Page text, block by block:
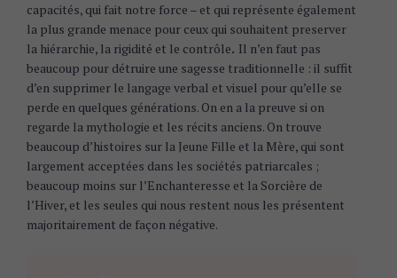
capacités, qui fait notre force – et qui représente également
la plus grande menace pour ceux qui souhaitent preserver
la hiérarchie, la rigidité et le contrôle. Il n’en faut pas
beaucoup pour détruire une sagesse traditionnelle : il suffit
d’en supprimer le langage verbal et visuel pour qu’elle se
perde en quelques générations. On en a la preuve si on
regarde la mythologie et les récits anciens. On trouve
beaucoup d’histoires sur la Jeune Fille et la Mère, qui sont
largement acceptées dans les sociétés patriarcales ;
beaucoup moins sur l’Enchanteresse et la Sorcière de
l’Hiver, et les seules qui nous restent nous les présentent
majoritairement de façon négative.